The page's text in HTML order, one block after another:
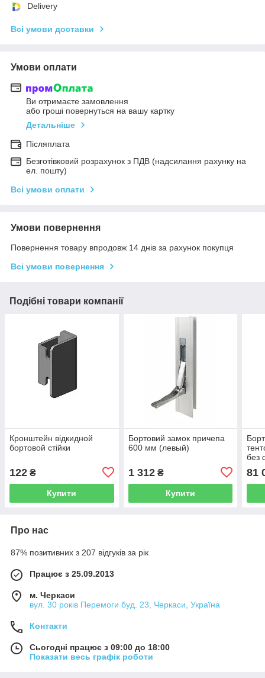
Delivery
Всі умови доставки
Умови оплати
Ви отримаєте замовлення
або гроші повернуться на вашу картку
Детальніше
Післяплата
Безготівковий розрахунок з ПДВ (надсилання рахунку на
ел. пошту)
Всі умови оплати
Умови повернення
Повернення товару впродовж 14 днів за рахунок покупця
Всі умови повернення
Подібні товари компанії
Кронштейн відкидной
бортовой стійки
122 ₴
Купити
Бортовий замок причепа
600 мм (левый)
1 312₴
Купити
без
81
Про нас
87% позитивних з 207 відгуків за рік
Працює з 25.09.2013
м. Черкаси
вул. 30 років Перемоги буд. 23, Черкаси, Україна
Контакти
Сьогодні працює з 09:00 до 18:00
Показати весь графік роботи